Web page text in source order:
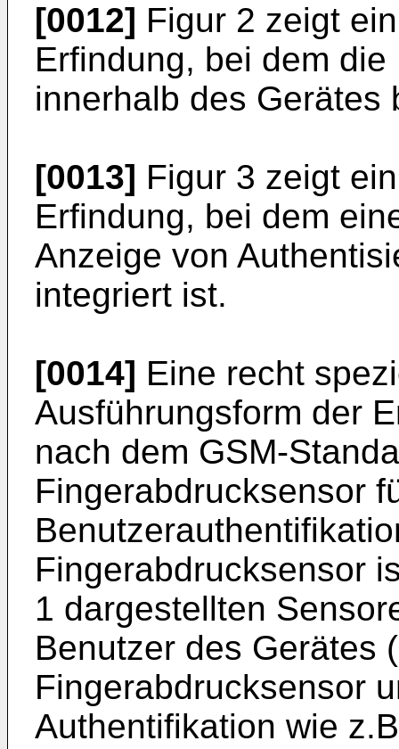
[0012] Figur 2 zeigt
Erfindung, bei dem
innerhalb des Gerätes
[0013] Figur 3 zeigt
Erfindung, bei dem
Anzeige von
integriert ist.
[0014] Eine recht
Ausführungsform der
nach dem GSM-
Fingerabdrucksensor
Fingerabdrucksensor
1 dargestellten
Benutzer des Gerätes
Fingerabdrucksensor
Authentifikation wie